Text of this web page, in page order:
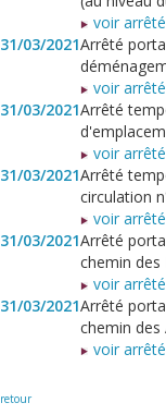
voir arrêté
31/03/2021Arrêté
voir arrêté
31/03/2021Arrêté
voir arrêté
31/03/2021Arrêté
circulation
voir arrêté
31/03/2021Arrêté
chemin des
voir arrêté
31/03/2021Arrêté
chemin des
voir arrêté
retour